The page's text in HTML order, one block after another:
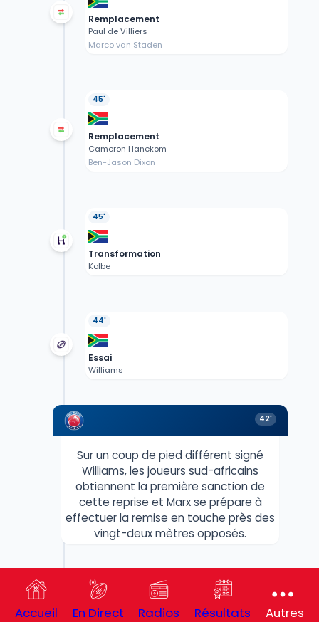
Remplacement
Paul de Villiers
Marco van Staden
45'
Remplacement
Cameron Hanekom
Ben-Jason Dixon
45'
Transformation
Kolbe
44'
Essai
Williams
42'
Sur un coup de pied différent signé
Williams, les joueurs sud-africains
obtiennent la première sanction de
cette reprise et Marx se prépare à
effectuer la remise en touche près des
vingt-deux mètres opposés.
Accueil En Direct Radios Résultats Autres